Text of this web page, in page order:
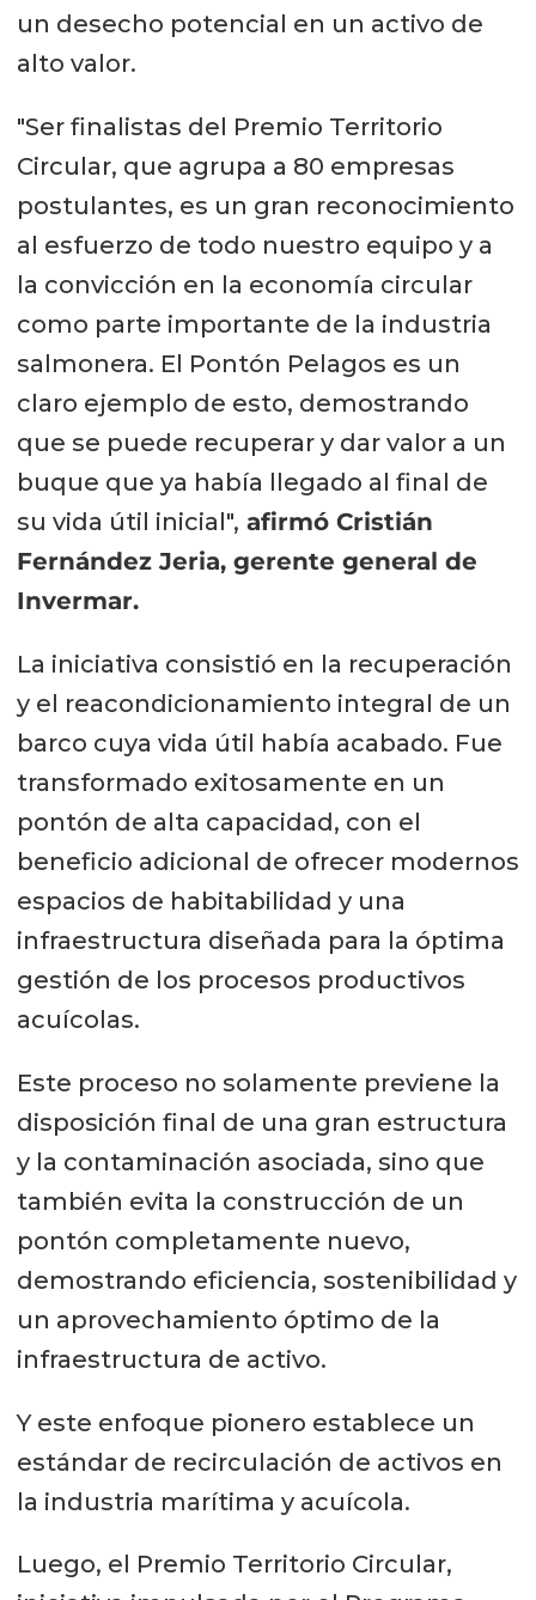
un desecho potencial en un activo de
alto valor.
"Ser finalistas del Premio Territorio
Circular, que agrupa a 80 empresas
postulantes, es un gran reconocimiento
al esfuerzo de todo nuestro equipo y a
la convicción en la economía circular
como parte importante de la industria
salmonera. El Pontón Pelagos es un
claro ejemplo de esto, demostrando
que se puede recuperar y dar valor a un
buque que ya había llegado al final de
su vida útil inicial", afirmó Cristián
Fernández Jeria, gerente general de
Invermar.
La iniciativa consistió en la recuperación
y el reacondicionamiento integral de un
barco cuya vida útil había acabado. Fue
transformado exitosamente en un
pontón de alta capacidad, con el
beneficio adicional de ofrecer modernos
espacios de habitabilidad y una
infraestructura diseñada para la óptima
gestión de los procesos productivos
acuícolas.
Este proceso no solamente previene la
disposición final de una gran estructura
y la contaminación asociada, sino que
también evita la construcción de un
pontón completamente nuevo,
demostrando eficiencia, sostenibilidad y
un aprovechamiento óptimo de la
infraestructura de activo.
Y este enfoque pionero establece un
estándar de recirculación de activos en
la industria marítima y acuícola.
Luego, el Premio Territorio Circular,